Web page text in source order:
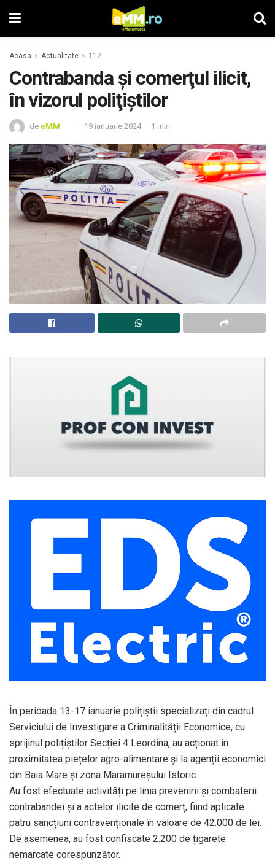
Acasa Actualitate 112
Contrabanda şi comerţul ilicit,
în vizorul poliţiştilor
de eMM 19 ianuarie 2024 1 min
În perioada 13-17 ianuarie polițiștii specializați din cadrul
Serviciului de Investigare a Criminalității Economice, cu
sprijinul polițiștilor Secției 4 Leordina, au acționat în
proximitatea piețelor agro-alimentare și la agenții economici
din Baia Mare și zona Maramureșului Istoric.
Au fost efectuate activități pe linia prevenirii și combaterii
contrabandei și a actelor ilicite de comerț, fiind aplicate
patru sancțiuni contravenționale în valoare de 42.000 de lei.
De asemenea, au fost confiscate 2.200 de țigarete
nemarcate corespunzător.